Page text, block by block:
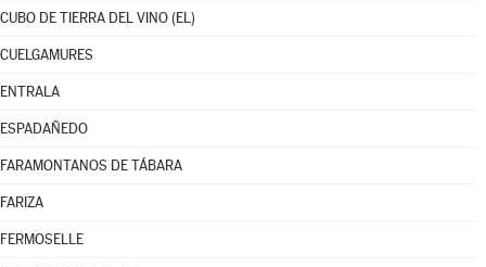
CUBO DE TIERRA DEL VINO (EL)
CUELGAMURES
ENTRALA
ESPADAÑEDO
FARAMONTANOS DE TÁBARA
FARIZA
FERMOSELLE